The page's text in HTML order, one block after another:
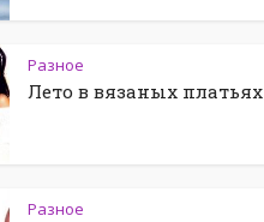
Разное
Лето в вязаных платьях
Разное